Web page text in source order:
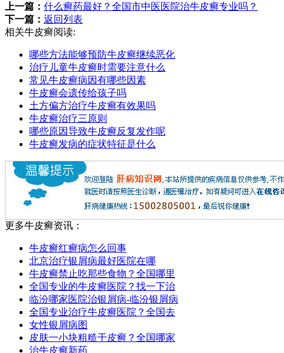
上一篇： 什么癣药最好？全国市中医医院治牛皮癣专业吗？
下一篇： 返回列表
相关牛皮癣阅读:
哪些方法能够预防牛皮癣继续恶化
治疗儿童牛皮癣时需要注意什么
常见牛皮癣病因有哪些因素
牛皮癣会遗传给孩子吗
土方偏方治疗牛皮癣有效果吗
牛皮癣治疗三原则
哪些原因导致牛皮癣反复发作呢
牛皮癣发病的症状特征是什么
更多牛皮癣资讯：
牛皮癣红癣病怎么回事
北京治疗银屑病最好医院在哪
牛皮癣禁止吃那些食物？全国哪里
全国专业的牛皮癣医院？找一下治
临汾哪家医院治银屑病-临汾银屑病
全国专业治疗牛皮癣医院？全国去
女性银屑病图
皮肤一小块粗糙干皮癣？全国哪家
治牛皮癣新药